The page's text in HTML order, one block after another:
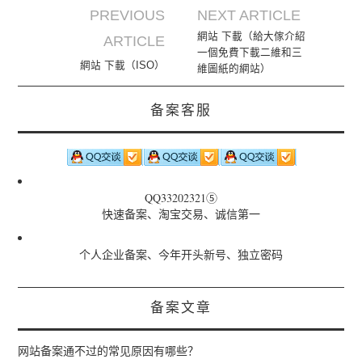
Post navigation
PREVIOUS
ARTICLE
網站 下載（ISO）
NEXT ARTICLE
網站 下載（給大傢介紹
一個免費下載二維和三
維圖紙的網站）
备案客服
QQ33202321⑤
快速备案、淘宝交易、诚信第一
个人企业备案、今年开头新号、独立密码
备案文章
网站备案通不过的常见原因有哪些？